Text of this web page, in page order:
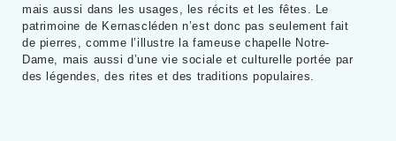
mais aussi dans les usages, les récits et les fêtes. Le
patrimoine de Kernascléden n’est donc pas seulement fait
de pierres, comme l’illustre la fameuse chapelle Notre-
Dame, mais aussi d’une vie sociale et culturelle portée par
des légendes, des rites et des traditions populaires.